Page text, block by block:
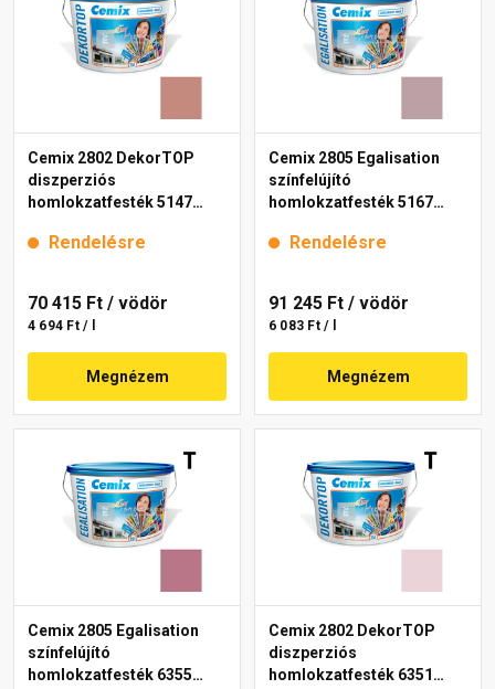
Cemix 2802 DekorTOP
diszperziós
homlokzatfesték 5147
Rendelésre
70 415 Ft / vödör
4 694 Ft / l
Megnézem
Cemix 2805 Egalisation
színfelújító
homlokzatfesték 5167
Rendelésre
91 245 Ft / vödör
6 083 Ft / l
Megnézem
Cemix 2805 Egalisation
színfelújító
homlokzatfesték 6355
Cemix 2802 DekorTOP
diszperziós
homlokzatfesték 6351